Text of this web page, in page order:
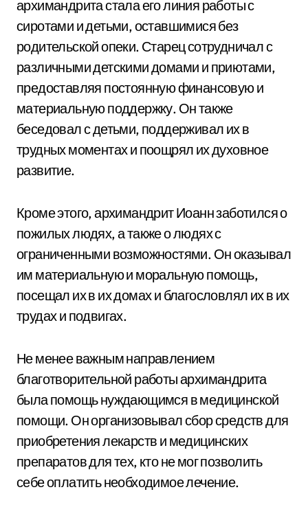
архимандрита стала его линия работы с
сиротами и детьми, оставшимися без
родительской опеки. Старец сотрудничал с
различными детскими домами и приютами,
предоставляя постоянную финансовую и
материальную поддержку. Он также
беседовал с детьми, поддерживал их в
трудных моментах и поощрял их духовное
развитие.
Кроме этого, архимандрит Иоанн заботился о
пожилых людях, а также о людях с
ограниченными возможностями. Он оказывал
им материальную и моральную помощь,
посещал их в их домах и благословлял их в их
трудах и подвигах.
Не менее важным направлением
благотворительной работы архимандрита
была помощь нуждающимся в медицинской
помощи. Он организовывал сбор средств для
приобретения лекарств и медицинских
препаратов для тех, кто не мог позволить
себе оплатить необходимое лечение.